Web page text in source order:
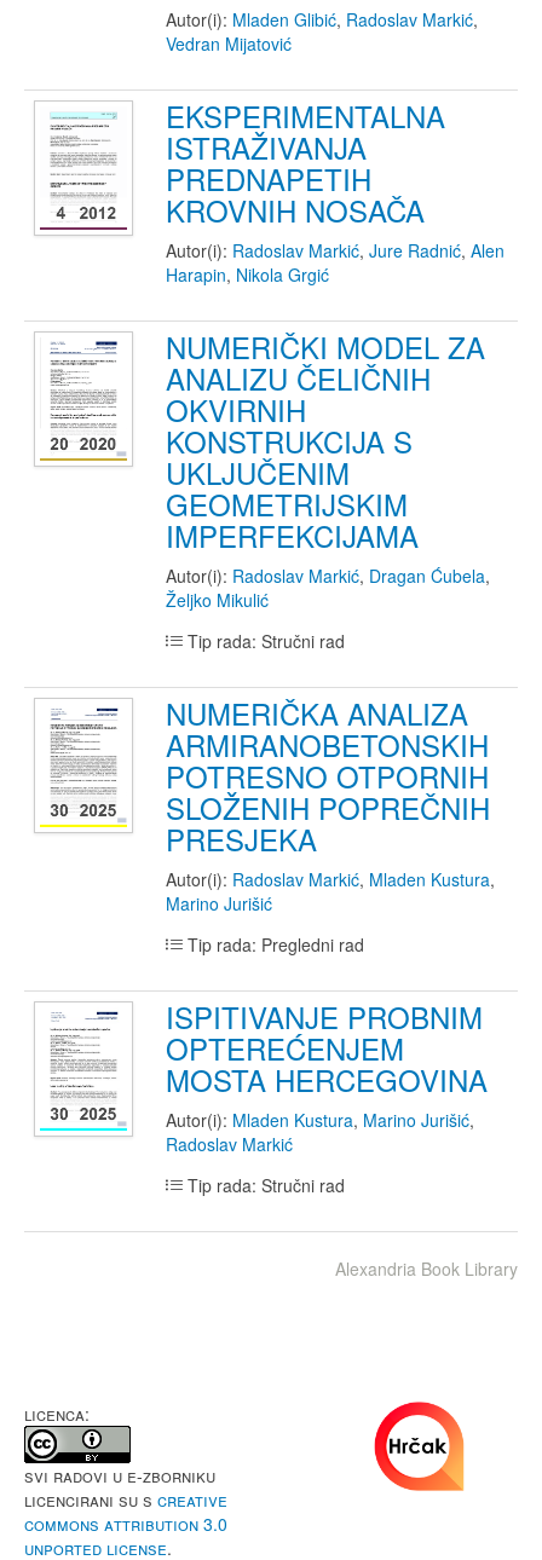
Autor(i): Mladen Glibić, Radoslav Markić,
Vedran Mijatović
EKSPERIMENTALNA
ISTRAŽIVANJA
PREDNAPETIH
KROVNIH NOSAČA
Autor(i): Radoslav Markić, Jure Radnić, Alen
Harapin, Nikola Grgić
NUMERIČKI MODEL ZA
ANALIZU ČELIČNIH
OKVIRNIH
KONSTRUKCIJA S
UKLJUČENIM
GEOMETRIJSKIM
IMPERFEKCIJAMA
Autor(i): Radoslav Markić, Dragan Ćubela,
Željko Mikulić
Tip rada: Stručni rad
NUMERIČKA ANALIZA
ARMIRANOBETONSKIH
POTRESNO OTPORNIH
SLOŽENIH POPREČNIH
PRESJEKA
Autor(i): Radoslav Markić, Mladen Kustura,
Marino Jurišić
Tip rada: Pregledni rad
ISPITIVANJE PROBNIM
OPTEREĆENJEM
MOSTA HERCEGOVINA
Autor(i): Mladen Kustura, Marino Jurišić,
Radoslav Markić
Tip rada: Stručni rad
Alexandria Book Library
LICENCA:
Svi radovi u e-Zborniku
licencirani su s Creative
Commons Attribution 3.0
Unported License.